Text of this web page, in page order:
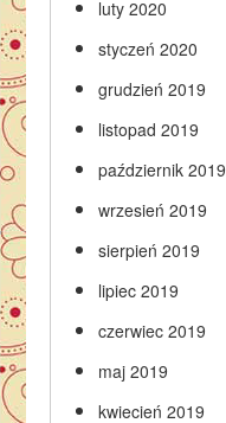
luty 2020
styczeń 2020
grudzień 2019
listopad 2019
październik 2019
wrzesień 2019
sierpień 2019
lipiec 2019
czerwiec 2019
maj 2019
kwiecień 2019